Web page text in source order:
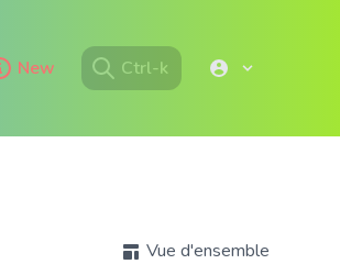
New Ctrl-k
Vue d'ensemble